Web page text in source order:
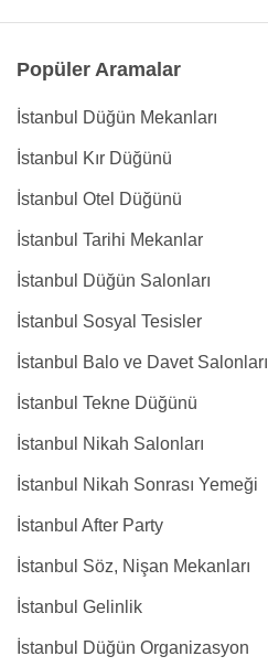
Popüler Aramalar
İstanbul Düğün Mekanları
İstanbul Kır Düğünü
İstanbul Otel Düğünü
İstanbul Tarihi Mekanlar
İstanbul Düğün Salonları
İstanbul Sosyal Tesisler
İstanbul Balo ve Davet Salonları
İstanbul Tekne Düğünü
İstanbul Nikah Salonları
İstanbul Nikah Sonrası Yemeği
İstanbul After Party
İstanbul Söz, Nişan Mekanları
İstanbul Gelinlik
İstanbul Düğün Organizasyon